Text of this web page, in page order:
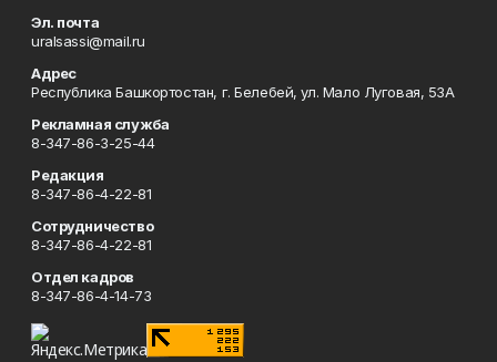
Эл. почта
uralsassi@mail.ru
Адрес
Республика Башкортостан, г. Белебей, ул. Мало Луговая, 53А
Рекламная служба
8-347-86-3-25-44
Редакция
8-347-86-4-22-81
Сотрудничество
8-347-86-4-22-81
Отдел кадров
8-347-86-4-14-73